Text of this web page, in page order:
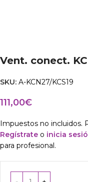
Vent. conect.
SKU: A-KCN27/KCS19
111,00€
Impuestos no incluidos.
Regístrate o inicia
para profesional.